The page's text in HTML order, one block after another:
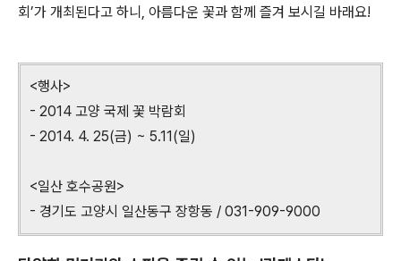
회’가 개최된다고 하니, 아름다운 꽃과 함께 즐겨 보시길 바래요!
<행사>
- 2014 고양 국제 꽃 박람회
- 2014. 4. 25(금) ~ 5.11(일)
<일산 호수공원>
- 경기도 고양시 일산동구 장항동 / 031-909-9000